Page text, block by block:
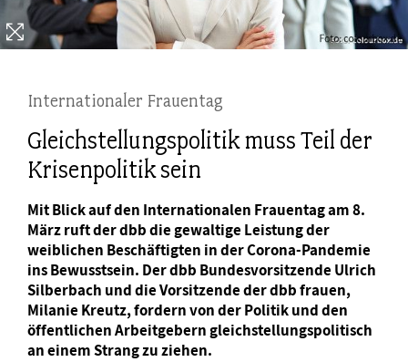
Internationaler Frauentag
Gleichstellungspolitik muss Teil der
Krisenpolitik sein
Mit Blick auf den Internationalen Frauentag am 8.
März ruft der dbb die gewaltige Leistung der
weiblichen Beschäftigten in der Corona-Pandemie
ins Bewusstsein. Der dbb Bundesvorsitzende Ulrich
Silberbach und die Vorsitzende der dbb frauen,
Milanie Kreutz, fordern von der Politik und den
öffentlichen Arbeitgebern gleichstellungspolitisch
an einem Strang zu ziehen.